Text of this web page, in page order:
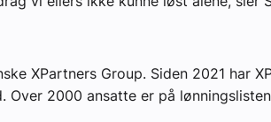
XPartners Group. Siden 2021 har
Over 2000 ansatte er på